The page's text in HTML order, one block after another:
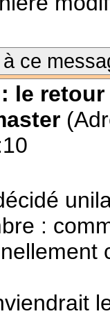
ce
le retour
: